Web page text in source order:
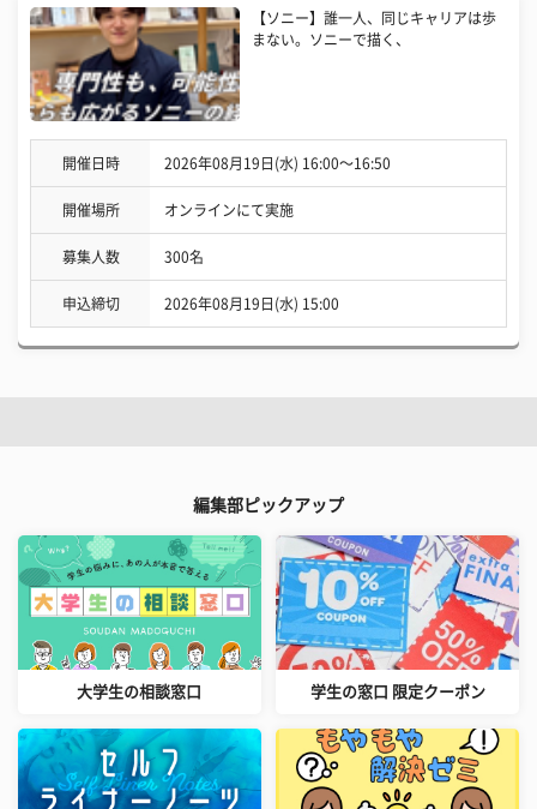
【ソニー】誰一人、同じキャリアは歩
まない。ソニーで描く、
開催日時 2026年08月19日(水) 16:00〜16:50
開催場所 オンラインにて実施
募集人数 300名
申込締切 2026年08月19日(水) 15:00
編集部ピックアップ
大学生の相談窓口 学生の窓口 限定クーポン